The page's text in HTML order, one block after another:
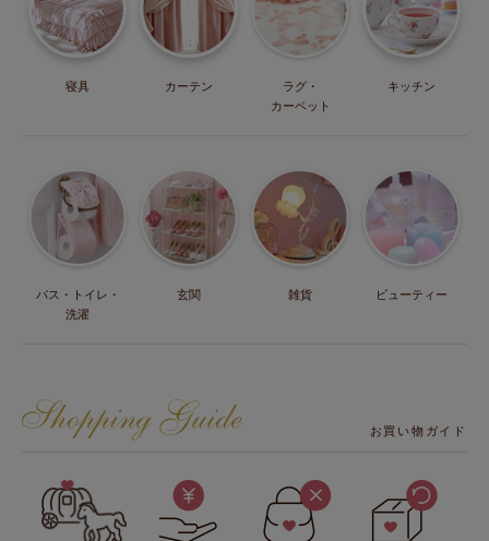
寝具 カーテン
ラグ・
カーペット
キッチン
バス・トイレ・
洗濯
玄関 雑貨 ビューティー
お買い物ガイド